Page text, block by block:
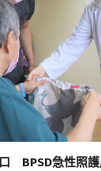
BPSD急性照